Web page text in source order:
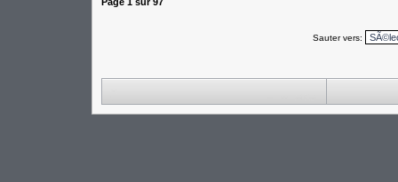
Sauter vers: